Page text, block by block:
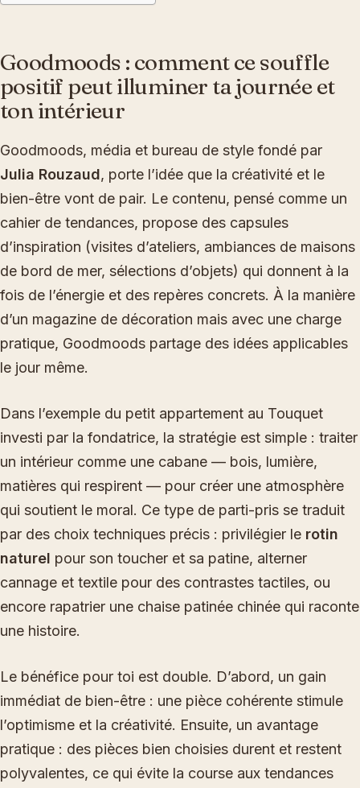
Goodmoods : comment ce souffle
positif peut illuminer ta journée et
ton intérieur
Goodmoods, média et bureau de style fondé par
Julia Rouzaud, porte l’idée que la créativité et le
bien-être vont de pair. Le contenu, pensé comme un
cahier de tendances, propose des capsules
d’inspiration (visites d’ateliers, ambiances de maisons
de bord de mer, sélections d’objets) qui donnent à la
fois de l’énergie et des repères concrets. À la manière
d’un magazine de décoration mais avec une charge
pratique, Goodmoods partage des idées applicables
le jour même.
Dans l’exemple du petit appartement au Touquet
investi par la fondatrice, la stratégie est simple : traiter
un intérieur comme une cabane — bois, lumière,
matières qui respirent — pour créer une atmosphère
qui soutient le moral. Ce type de parti-pris se traduit
par des choix techniques précis : privilégier le rotin
naturel pour son toucher et sa patine, alterner
cannage et textile pour des contrastes tactiles, ou
encore rapatrier une chaise patinée chinée qui raconte
une histoire.
Le bénéfice pour toi est double. D’abord, un gain
immédiat de bien-être : une pièce cohérente stimule
l’optimisme et la créativité. Ensuite, un avantage
pratique : des pièces bien choisies durent et restent
polyvalentes, ce qui évite la course aux tendances